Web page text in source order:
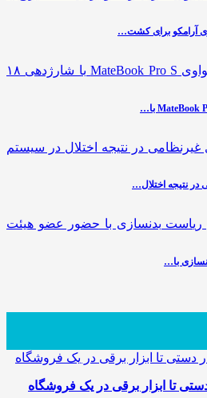
نتیجه اختلال…
دستی تا ابزار برقی در یک فروشگاه